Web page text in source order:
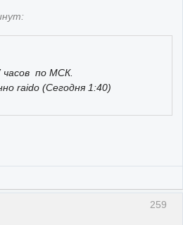
часов по МСК.
raido (Сегодня 1:40)
259